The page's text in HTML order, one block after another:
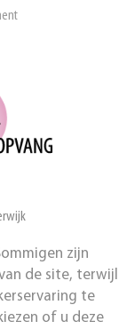
zijn
de site, terwijl
te
of u deze